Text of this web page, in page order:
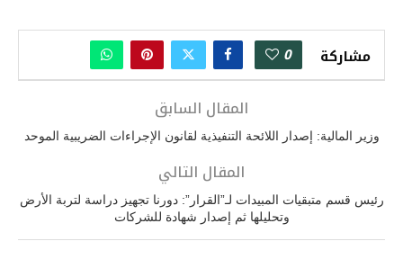
مشاركة 0
المقال السابق
وزير المالية: إصدار اللائحة التنفيذية لقانون الإجراءات الضريبية الموحد
المقال التالي
رئيس قسم متبقيات المبيدات لـ”القرار”: دورنا تجهيز دراسة لتربة الأرض
وتحليلها ثم إصدار شهادة للشركات